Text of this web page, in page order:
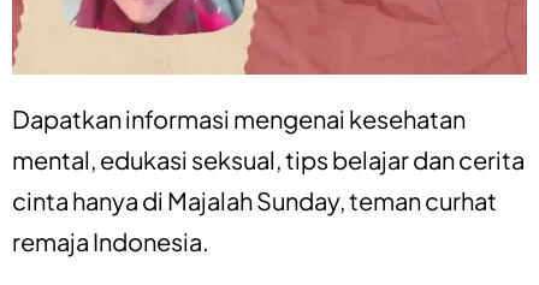
Dapatkan informasi mengenai kesehatan
mental, edukasi seksual,tips belajardancerita
cinta hanya di Majalah Sunday, teman curhat
remaja Indonesia.